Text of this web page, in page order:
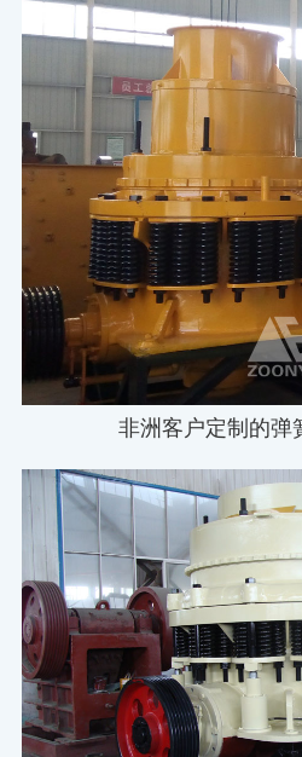
非洲客户定制的弹